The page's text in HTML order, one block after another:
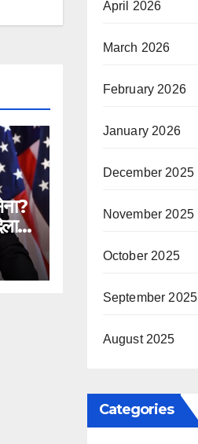
April 2026
March 2026
February 2026
January 2026
December 2025
November 2025
October 2025
September 2025
August 2025
Categories